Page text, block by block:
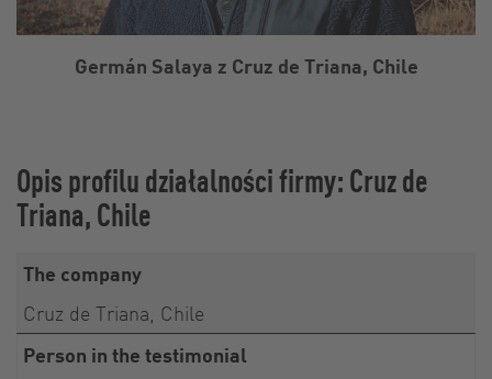
Germán Salaya z Cruz de Triana, Chile
Opis profilu działalności firmy: Cruz de
Triana, Chile
The company
Cruz de Triana, Chile
Person in the testimonial